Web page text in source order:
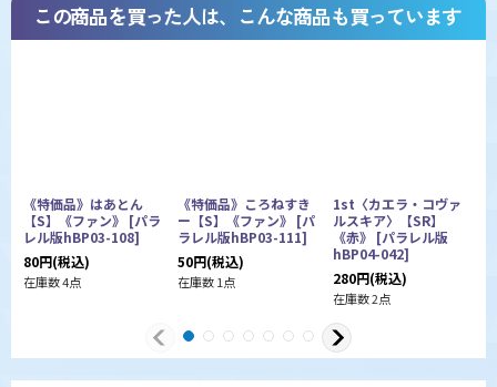
この商品を買った人は、こんな商品も買っています
《特価品》はあとん
【S】《ファン》 [パラ
レル版hBP03-108]
80円(税込)
在庫数 4点
《特価品》ころねすき
ー【S】《ファン》 [パ
ラレル版hBP03-111]
50円(税込)
在庫数 1点
1st〈カエラ・コヴァ
ルスキア〉【SR】
《赤》 [パラレル版
hBP04-042]
280円(税込)
在庫数 2点